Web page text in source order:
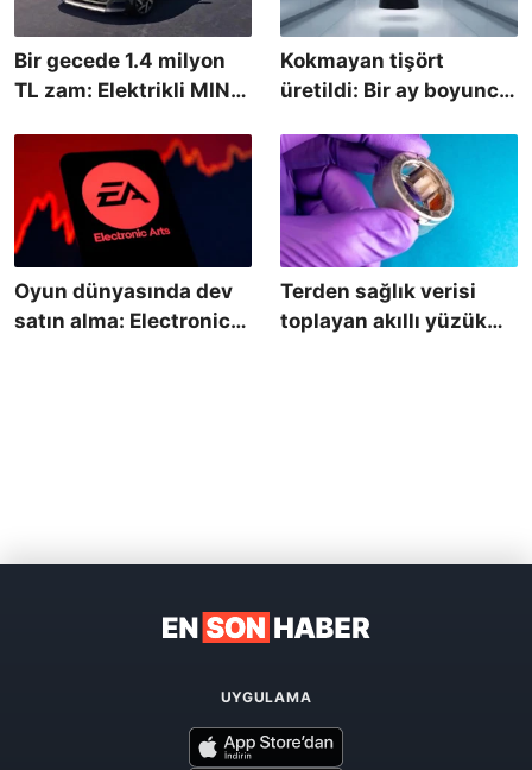
Bir gecede 1.4 milyon
TL zam: Elektrikli MINI
fiyatı ne kadar oldu?
Kokmayan tişört
üretildi: Bir ay boyunca
Oyun dünyasında dev
satın alma: Electronic
Terden sağlık verisi
toplayan akıllı yüzük
UYGULAMA